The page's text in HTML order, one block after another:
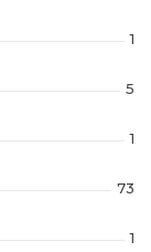
1
5
1
73
1